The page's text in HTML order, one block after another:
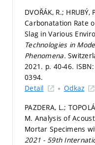
DVOŘÁK, R.;
Carbonatation Rate
Slag in Various
Technologies in
Phenomena.
2021. p. 40-46.
0394.
Detail
Odkaz
PAZDERA, L.;
M. Analysis of
Mortar Specimens
2021 - 59th